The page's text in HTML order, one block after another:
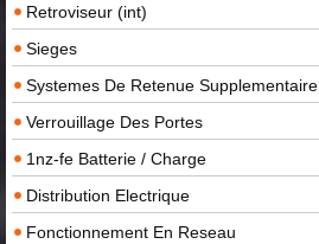
Retroviseur (int)
Sieges
Systemes De Retenue Supplementaire
Verrouillage Des Portes
1nz-fe Batterie / Charge
Distribution Electrique
Fonctionnement En Reseau